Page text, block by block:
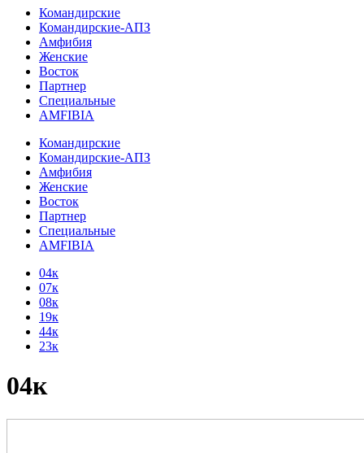
Командирские
Командирские-АПЗ
Амфибия
Женские
Восток
Партнер
Специальные
AMFIBIA
Командирские
Командирские-АПЗ
Амфибия
Женские
Восток
Партнер
Специальные
AMFIBIA
04к
07к
08к
19к
44к
23к
04к